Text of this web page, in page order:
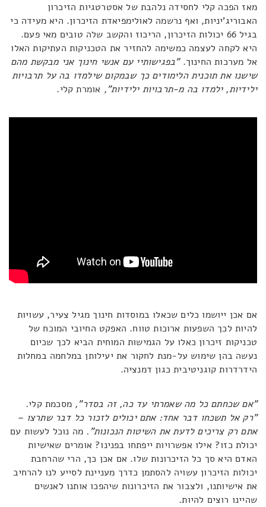
מאז הפכה קלי לחסידה נלהבת של אסטרטגיות הזיכרון
האבוריג'יניות, ואף נרשמה לאולימפיאדת הזיכרון. היא מעידה כי
בגיל 66 יכולות הזיכרון, הריכוז והקשב שלה טובים מאי פעם.
היא לקחה לעצמה כמשימה להחזיר את הטכניקות העתיקות האלו
אל מערכות החינוך."בפגישותיי עם אנשי חינוך אני מבקשת מהם
שישנו את תוכנית הלימודים כך שבמקום שילמדו בה על תרבויות
ילידיות, ילמדו בה מ-תרבויות ילידיות", אומרת קלי.
אם אכן ייושמו כלים שכאלו במוסדות חינוך מגיל צעיר, עשויות
להיות לכך השפעות ארוכות טווח. האפקט החיובי המוכח של
טכניקות זיכרון כאלו על הגמישות המוחית הביא לכך שכיום
נעשה בהן שימוש על-מנת לחקור את יעילותן במלחמה במחלות
הידרדרות קוגניטיבית כגון דמנציה.
"אם שכחתם כל מה שאמרתי עד כה, זה בסדר", מסכמת קלי.
"רק אל תשכחו דבר אחד: אתם יכולים לזכור כל דבר שתרצו –
אתם רק צריכים לדעת את השיטות הנכונות". מה נוכל לעשות עם
יכולת כזו? אילו אפשרויות ייפתחו בפנינו? אומרים שאישיות
האדם היא סך כל הזיכרונות שלו. אם אכן כך, הרי שהרחבת
יכולות הזיכרון עשויה להסתמן כדרך מעניינת לסייע לנו להרחיב
את אישיותנו, ולצבור את הזיכרונות שיהפכו אותנו לאנשים
שהיינו רוצים להיות.